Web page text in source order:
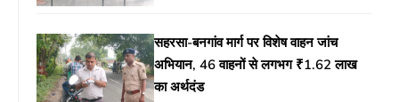
सहरसा-बनगांव मार्ग पर विशेष वाहन जांच
अभियान, 46 वाहनों से लगभग ₹1.62 लाख
का अर्थदंड